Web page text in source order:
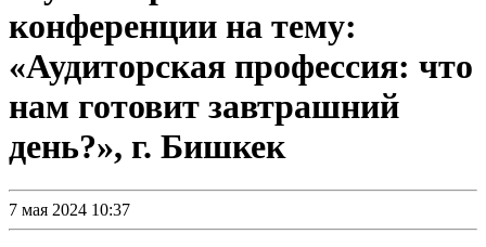
конференции на тему:
«Аудиторская профессия: что
нам готовит завтрашний
день?», г. Бишкек
7 мая 2024 10:37